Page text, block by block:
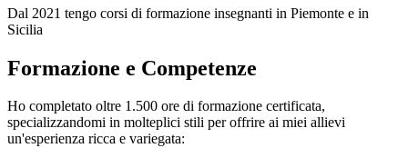
Dal 2021 tengo corsi di formazione insegnanti in Piemonte e in
Sicilia
Formazione e Competenze
Ho completato oltre 1.500 ore di formazione certificata,
specializzandomi in molteplici stili per offrire ai miei allievi
un'esperienza ricca e variegata: